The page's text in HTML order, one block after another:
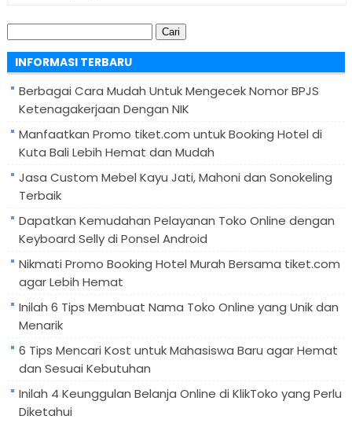
Cari
untuk:
INFORMASI TERBARU
Berbagai Cara Mudah Untuk Mengecek Nomor BPJS
Ketenagakerjaan Dengan NIK
Manfaatkan Promo tiket.com untuk Booking Hotel di
Kuta Bali Lebih Hemat dan Mudah
Jasa Custom Mebel Kayu Jati, Mahoni dan Sonokeling
Terbaik
Dapatkan Kemudahan Pelayanan Toko Online dengan
Keyboard Selly di Ponsel Android
Nikmati Promo Booking Hotel Murah Bersama tiket.com
agar Lebih Hemat
Inilah 6 Tips Membuat Nama Toko Online yang Unik dan
Menarik
6 Tips Mencari Kost untuk Mahasiswa Baru agar Hemat
dan Sesuai Kebutuhan
Inilah 4 Keunggulan Belanja Online di KlikToko yang Perlu
Diketahui